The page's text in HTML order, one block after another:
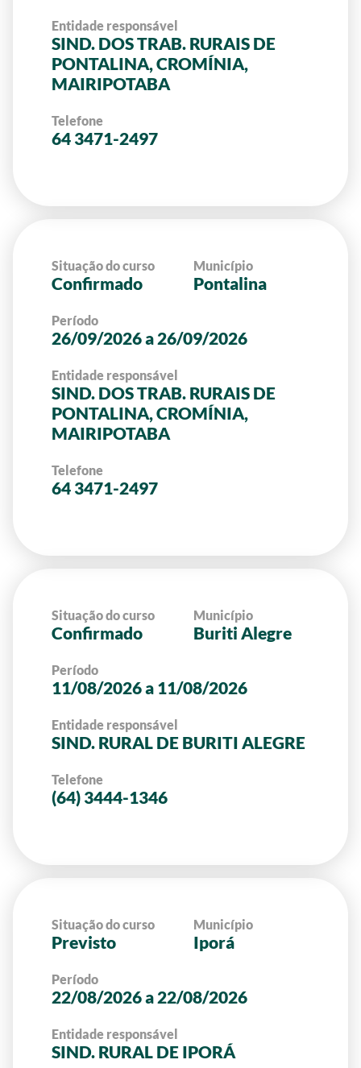
Entidade responsável
SIND. DOS TRAB. RURAIS DE
PONTALINA, CROMÍNIA,
MAIRIPOTABA
Telefone
64 3471-2497
Situação do curso
Confirmado
Município
Pontalina
Período
26/09/2026 a 26/09/2026
Entidade responsável
SIND. DOS TRAB. RURAIS DE
PONTALINA, CROMÍNIA,
MAIRIPOTABA
Telefone
64 3471-2497
Situação do curso
Confirmado
Município
Buriti Alegre
Período
11/08/2026 a 11/08/2026
Entidade responsável
SIND. RURAL DE BURITI ALEGRE
Telefone
(64) 3444-1346
Situação do curso
Previsto
Município
Iporá
Período
22/08/2026 a 22/08/2026
Entidade responsável
SIND. RURAL DE IPORÁ